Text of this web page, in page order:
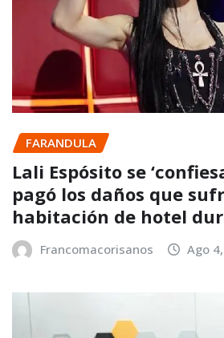
FARANDULA
Lali Espósito se
pagó los daños que
habitación de hotel
Francomacorisanos Ago